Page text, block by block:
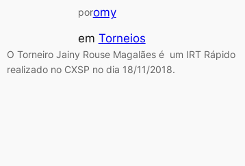
poromy
em Torneios
O Torneiro Jainy Rouse Magalães é um IRT Rápido
realizado no CXSP no dia 18/11/2018.